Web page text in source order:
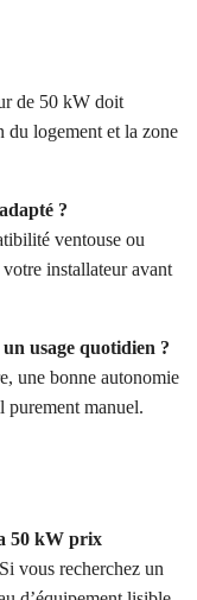
de 50 kW doit
du logement et la zone
?
ventouse ou
installateur avant
usage quotidien ?
une bonne autonomie
purement manuel.
50 kW prix
vous recherchez un